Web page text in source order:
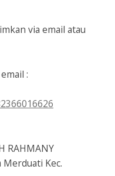
via email atau
:
RAHMANY
Merduati Kec.